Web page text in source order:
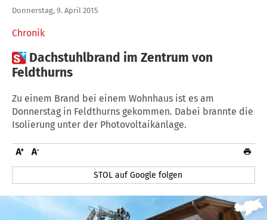
Chronik
Donnerstag, 9. April 2015
 Dachstuhlbrand im Zentrum von
Feldthurns
Zu einem Brand bei einem Wohnhaus ist es am
Donnerstag in Feldthurns gekommen. Dabei brannte die
Isolierung unter der Photovoltaikanlage.
STOL auf Google folgen